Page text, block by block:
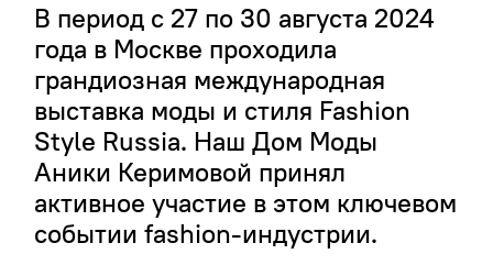
В период с 27 по 30 августа 2024
года в Москве проходила
грандиозная международная
выставка моды и стиля Fashion
Style Russia. Наш Дом Моды
Аники Керимовой принял
активное участие в этом ключевом
событии fashion-индустрии.